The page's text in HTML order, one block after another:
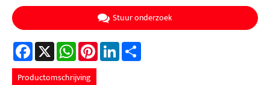
Stuur onderzoek
Facebook
X WhatsAppPinterestLinkedIn
Productomschrijving